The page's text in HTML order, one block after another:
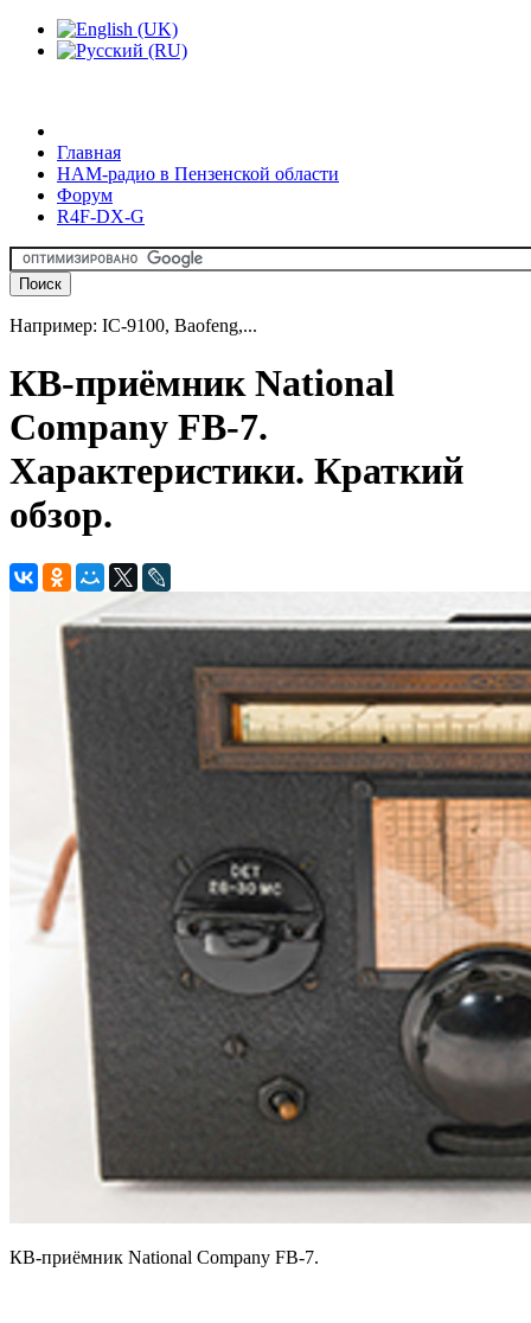
Главная
HAM-радио в Пензенской области
Форум
R4F-DX-G
Например: IC-9100, Baofeng,...
КВ-приёмник National
Company FB-7.
Характеристики. Краткий
обзор.
КВ-приёмник National Company FB-7.